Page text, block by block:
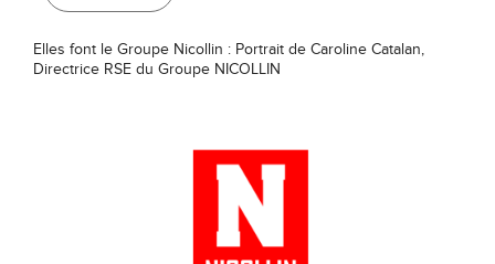
Elles font le Groupe Nicollin : Portrait de Caroline Catalan,
Directrice RSE du Groupe NICOLLIN